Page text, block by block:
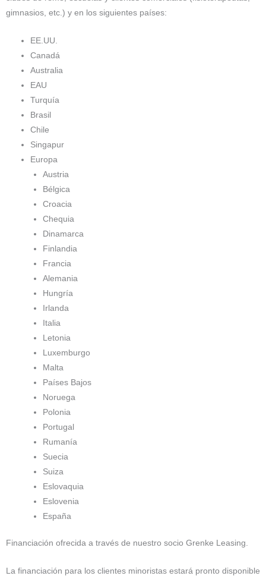
gimnasios, etc.) y en los siguientes países:
EE.UU.
Canadá
Australia
EAU
Turquía
Brasil
Chile
Singapur
Europa
Austria
Bélgica
Croacia
Chequia
Dinamarca
Finlandia
Francia
Alemania
Hungría
Irlanda
Italia
Letonia
Luxemburgo
Malta
Países Bajos
Noruega
Polonia
Portugal
Rumanía
Suecia
Suiza
Eslovaquia
Eslovenia
España
Financiación ofrecida a través de nuestro socio Grenke Leasing.
La financiación para los clientes minoristas estará pronto disponible